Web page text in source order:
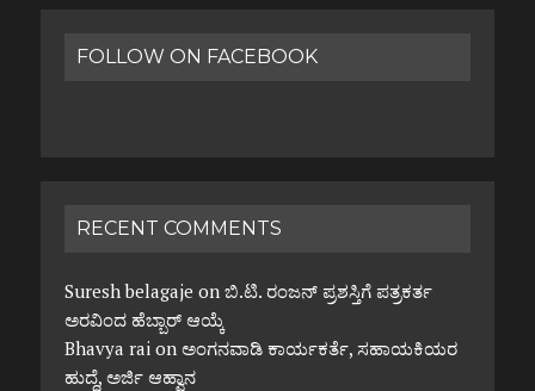
FOLLOW ON FACEBOOK
RECENT COMMENTS
Suresh belagaje on ಬಿ.ಟಿ. ರಂಜನ್ ಪ್ರಶಸ್ತಿಗೆ ಪತ್ರಕರ್ತ
ಅರವಿಂದ ಹೆಬ್ಬಾರ್ ಆಯ್ಕೆ
Bhavya raion ಅಂಗನವಾಡಿ ಕಾರ್ಯಕರ್ತೆ, ಸಹಾಯಕಿಯರ
ಹುದ್ದೆ, ಅರ್ಜಿ ಆಹ್ವಾನ